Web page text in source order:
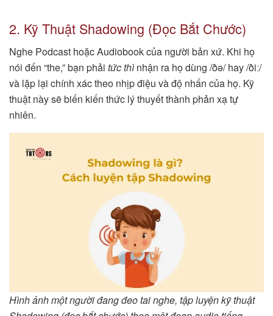
2. Kỹ Thuật Shadowing (Đọc Bắt Chước)
Nghe Podcast hoặc Audiobook của người bản xứ. Khi họ
nói đến “the,” bạn phải tức thì nhận ra họ dùng /ðə/ hay /ðiː/
và lặp lại chính xác theo nhịp điệu và độ nhấn của họ. Kỹ
thuật này sẽ biến kiến thức lý thuyết thành phản xạ tự
nhiên.
Hình ảnh một người đang đeo tai nghe, tập luyện kỹ thuật